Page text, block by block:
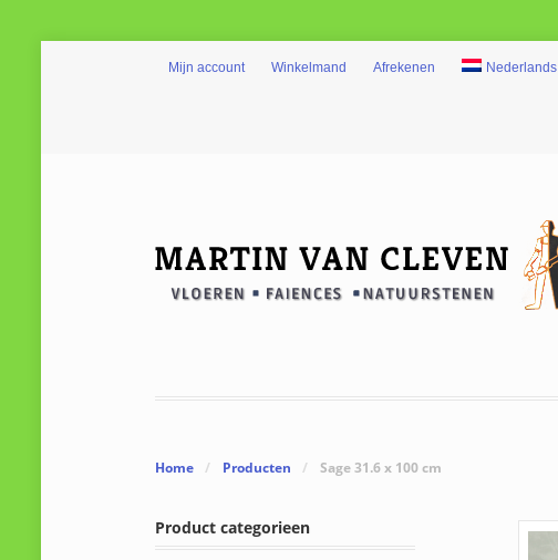
Mijn account Winkelmand Afrekenen Nederlands
Home / Producten / Sage 31.6 x 100 cm
Product categorieen